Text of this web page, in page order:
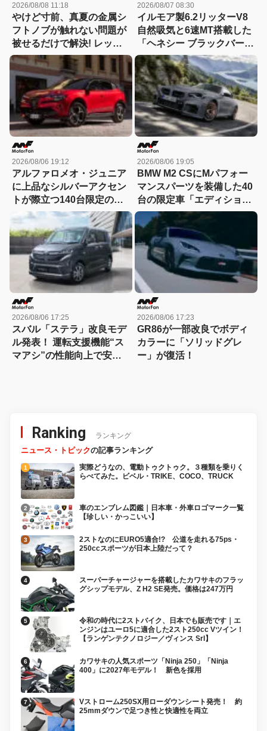
2026/08/08 11:18
やけど寸前、真夏の金属シ
フトノブが触れない問題が
被せるだけで解決! レッツ
ォのシリコンカバーが夏も
冬も快適すぎる! 【CAR
MONO図鑑】
2026/08/07 08:30
イルモア製6.2リッターV8
自然吸気と6速MT搭載した
「ヘネシー ブラックバー
ド」がデビュー【動画】
2026/08/06 19:12
アルファロメオ・ジュニア
に上品なシルバーアクセン
トが際立つ140台限定の
「スポルト スペチアーレ」
が登場！
2026/08/06 19:05
BMW M2 CSにMパフォー
マンスパーツを装備した40
台の限定車「エディショ
ン・エッジ」が登場！
2026/08/06 17:25
スバル「ステラ」改良モデ
ル発表！ 運転支援機能“ス
マアシ”の性能向上で安心
2026/08/06 17:23
GR86が一部改良でボディ
カラーに「ソリッドグレ
ー」が復活！
Ranking ランキング
ニュース・トピックの記事ランキング
実際どうなの、電動トゥクトゥク。３種類を乗りく
らべてみた。ビベル・TRIKE、COCO、TRUCK
車のエンブレム図鑑｜日本車・外車ロゴマーク一覧
【珍しい・かっこいい】
2ストなのにEURO5適合!? 公道を走れる75ps・
250ccスポーツが日本上陸だって？
スーパーチャージャーを搭載したカワサキのフラッ
グシップモデル、Z H2 SE発売。価格は247万円
令和の時代に2ストバイク、日本でも販売です｜エ
ンジンはユーロ5に適合した2スト250cc Vツイン！
【ランゲンテクノロジー／ヴィンス Srl】
カワサキの人気スポーツ「Ninja 250」「Ninja
400」に2027年モデル！ 新色を採用
Vストローム250SX用ローダウンシート発売！ 約
25mmダウンで足つき性と快適性を両立